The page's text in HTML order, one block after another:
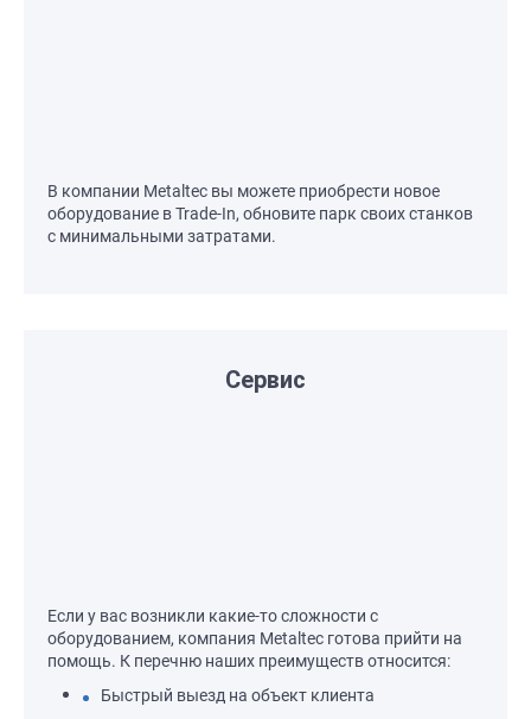
В компании Metaltec вы можете приобрести новое
оборудование в Trade-In, обновите парк своих станков
с минимальными затратами.
Сервис
Если у вас возникли какие-то сложности с
оборудованием, компания Metaltec готова прийти на
помощь. К перечню наших преимуществ относится:
Быстрый выезд на объект клиента